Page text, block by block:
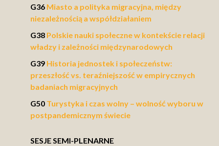
G36 Miasto a polityka migracyjna, między
niezależnością a współdziałaniem
G38 Polskie nauki społeczne w kontekście relacji
władzy i zależności międzynarodowych
G39 Historia jednostek i społeczeństw:
przeszłość vs. teraźniejszość w empirycznych
badaniach migracyjnych
G50 Turystyka i czas wolny – wolność wyboru w
postpandemicznym świecie
SESJE SEMI-PLENARNE